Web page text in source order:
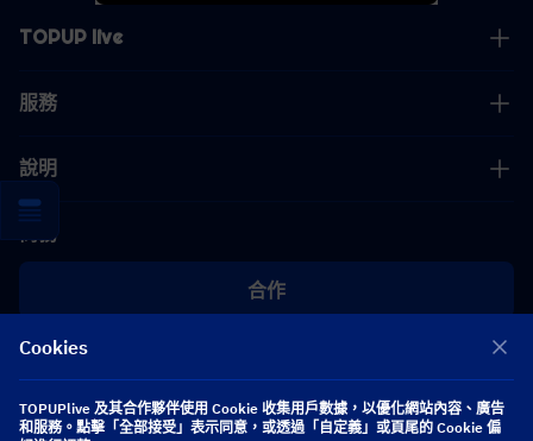
TOPUP live
服務
說明
商務
合作
[email protected]
[email protected]
Cookies
TOPUPlive 及其合作夥伴使用 Cookie 收集用戶數據，以優化網站內容、廣告
和服務。點擊「全部接受」表示同意，或透過「自定義」或頁尾的 Cookie 偏